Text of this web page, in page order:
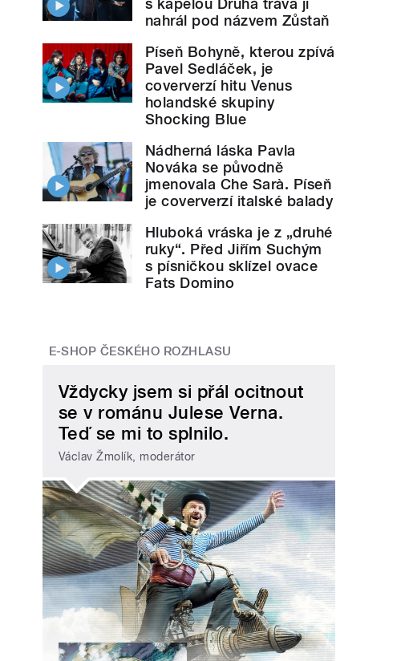
nahrál pod názvem Zůstaň
Píseň Bohyně, kterou zpívá
Pavel Sedláček, je
coververzí hitu Venus
holandské skupiny
Shocking Blue
Nádherná láska Pavla
Nováka se původně
jmenovala Che Sarà. Píseň
je coververzí italské balady
Hluboká vráska je z „druhé
ruky“. Před Jiřím Suchým
s písničkou sklízel ovace
Fats Domino
E-SHOP ČESKÉHO ROZHLASU
Vždycky jsem si přál ocitnout
se v románu Julese Verna.
Teď se mi to splnilo.
Václav Žmolík, moderátor